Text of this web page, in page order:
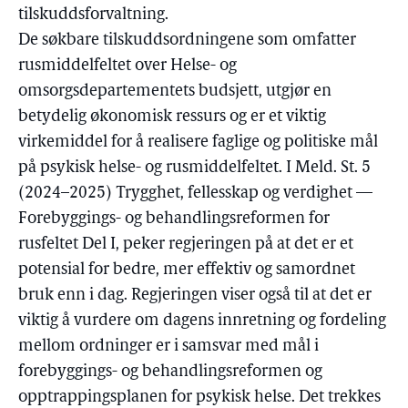
tilskuddsforvaltning.
De søkbare tilskuddsordningene som omfatter
rusmiddelfeltet over Helse- og
omsorgsdepartementets budsjett, utgjør en
betydelig økonomisk ressurs og er et viktig
virkemiddel for å realisere faglige og politiske mål
på psykisk helse- og rusmiddelfeltet. I Meld. St. 5
(2024–2025) Trygghet, fellesskap og verdighet —
Forebyggings- og behandlingsreformen for
rusfeltet Del I, peker regjeringen på at det er et
potensial for bedre, mer effektiv og samordnet
bruk enn i dag. Regjeringen viser også til at det er
viktig å vurdere om dagens innretning og fordeling
mellom ordninger er i samsvar med mål i
forebyggings- og behandlingsreformen og
opptrappingsplanen for psykisk helse. Det trekkes